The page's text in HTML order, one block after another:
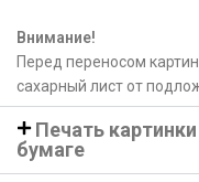
Внимание!
Перед переносом
сахарный лист от
Печать
бумаге